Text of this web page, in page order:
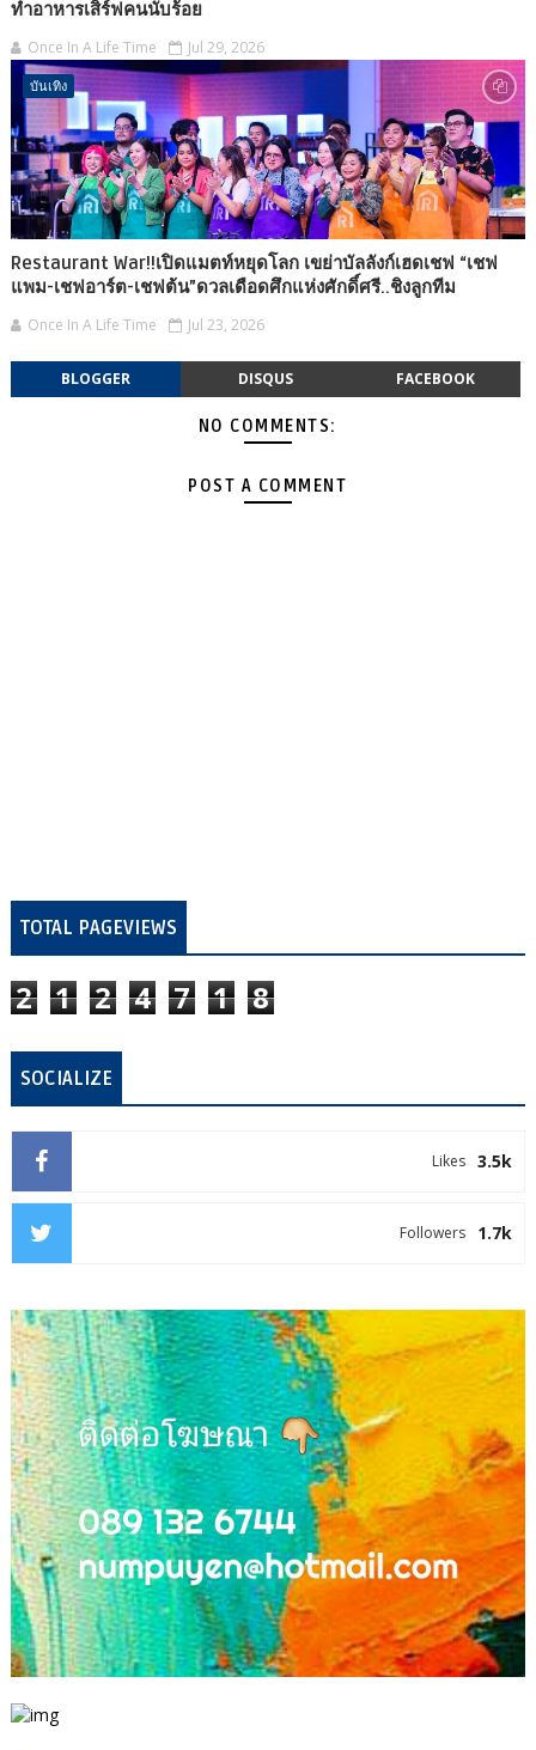
ทำอาหารเสิร์ฟคนนับร้อย
Once In A Life Time Jul 29, 2026
บันเทิง
Restaurant War!!เปิดแมตท์หยุดโลก เขย่าบัลลังก์เฮดเชฟ “เชฟ
แพม-เชฟอาร์ต-เชฟต้น”ดวลเดือดศึกแห่งศักดิ์ศรี..ชิงลูกทีม
Once In A Life Time Jul 23, 2026
BLOGGER DISQUS FACEBOOK
NO COMMENTS:
POST A COMMENT
TOTAL PAGEVIEWS
2 1 2 4 7 1 8
SOCIALIZE
3.5k
Likes
1.7k
Followers